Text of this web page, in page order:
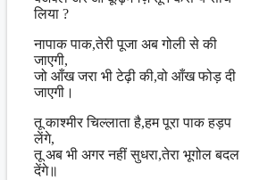
लिया ?
नापाक पाक,तेरी पूजा अब गोली से की
जाएगी,
जो आँख जरा भी टेढ़ी की,वो आँख फोड़ दी
जाएगी।
तू काश्मीर चिल्लाता है,हम पूरा पाक हड़प
लेंगे,
तू अब भी अगर नहीं सुधरा,तेरा भूगोल बदल
देंगे॥